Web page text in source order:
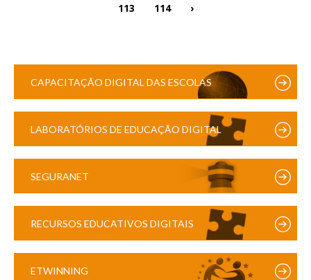
113
114 ›
CAPACITAÇÃO DIGITAL DAS ESCOLAS
LABORATÓRIOS DE EDUCAÇÃO DIGITAL
SEGURANET
RECURSOS EDUCATIVOS DIGITAIS
ETWINNING